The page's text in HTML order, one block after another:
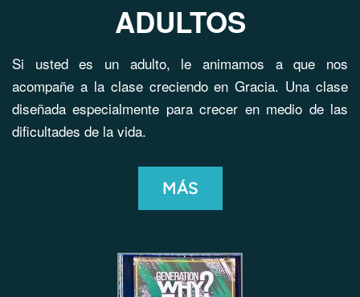
ADULTOS
Si usted es un adulto, le animamos a que nos
acompañe a la clase creciendo en Gracia. Una clase
diseñada especialmente para crecer en medio de las
dificultades de la vida.
MÁS